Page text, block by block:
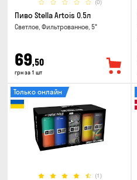
(0)
Пиво Stella Artois 0.5л
Светлое, Фильтрованное, 5°
69,50
грн за 1 шт
(1)
Только онлайн